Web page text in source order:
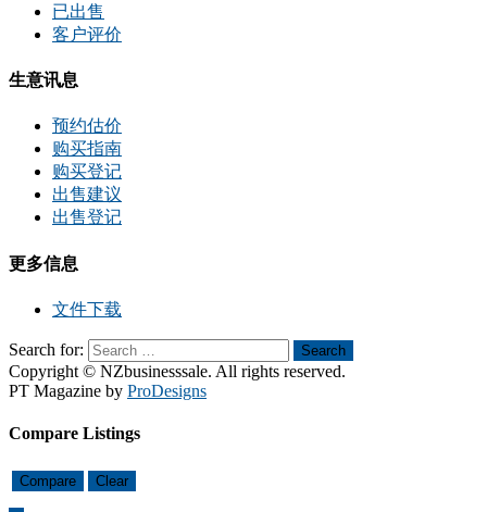
已出售
客户评价
生意讯息
预约估价
购买指南
购买登记
出售建议
出售登记
更多信息
文件下载
Search for: Search
Copyright © NZbusinesssale. All rights reserved.
PT Magazine by ProDesigns
Compare Listings
Compare Clear